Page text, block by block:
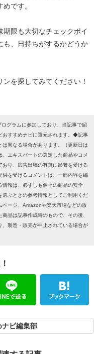
です。
期限も大切なチェックポイ
も、日持ちがするかどうか
を探してみてください！
グラムに参加しており、当記事で紹
おすすめナビに還元されます。◆記事
異なる場合があります。（更新日は
エキスパートの選定した商品やコメ
り、広告出稿の有無に影響を受ける
を受けるコメントは、一部内容を編
報は、必ずしも個々の商品の安全
ぶときの参考情報としてご利用くだ
ージ、Amazonや楽天市場などの販
品は記事作成時のもので、その後、
製造・販売が中止されている場合が
ナビ編集部